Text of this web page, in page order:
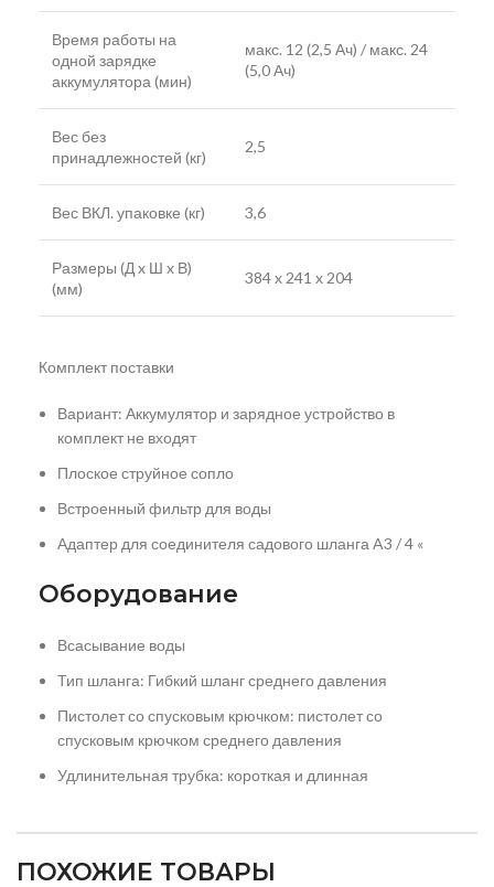
Время работы на
одной зарядке
аккумулятора (мин)
макс. 12 (2,5 Ач) / макс. 24
(5,0 Ач)
Вес без
принадлежностей (кг)
2,5
Вес ВКЛ. упаковке (кг) 3,6
Размеры (Д x Ш x В)
(мм)
384 x 241 x 204
Комплект поставки
Вариант: Аккумулятор и зарядное устройство в
комплект не входят
Плоское струйное сопло
Встроенный фильтр для воды
Адаптер для соединителя садового шланга A3 / 4 «
Оборудование
Всасывание воды
Тип шланга: Гибкий шланг среднего давления
Пистолет со спусковым крючком: пистолет со
спусковым крючком среднего давления
Удлинительная трубка: короткая и длинная
ПОХОЖИЕ ТОВАРЫ